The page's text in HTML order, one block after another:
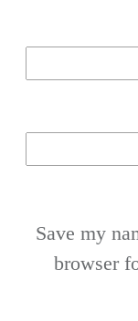
Save my
browser